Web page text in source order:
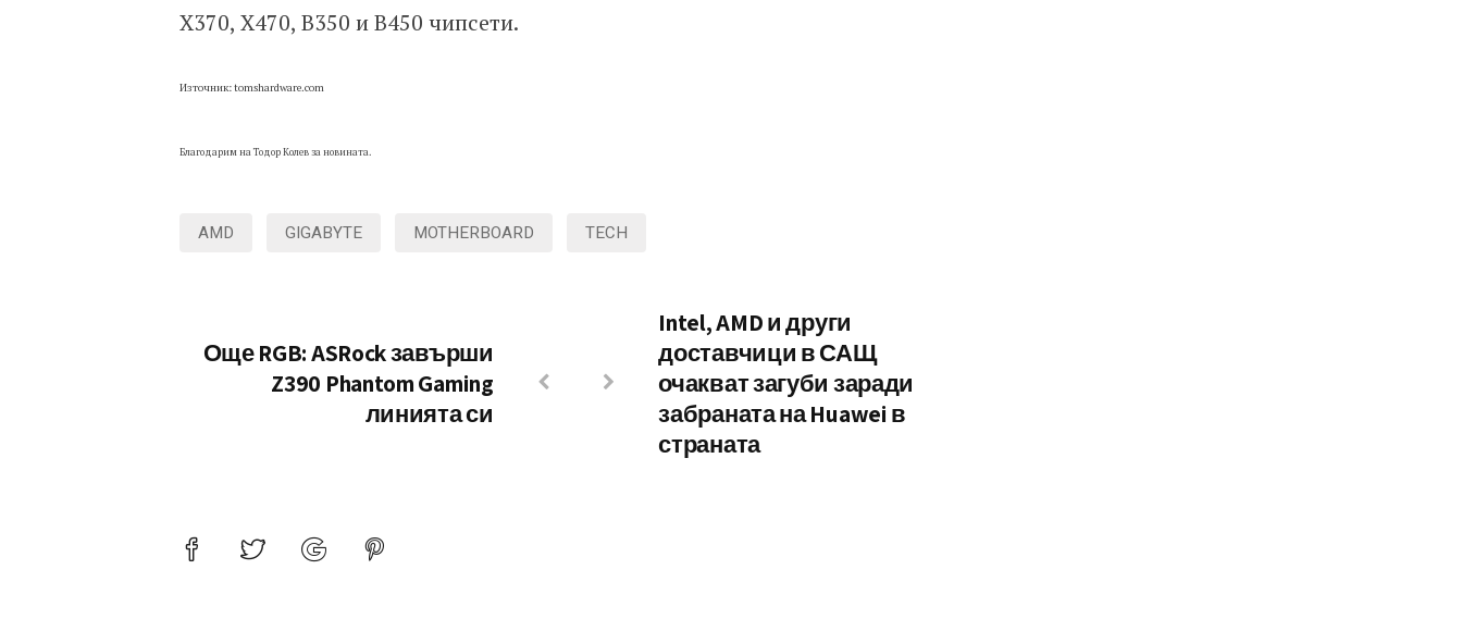
X370, X470, B350 и B450 чипсети.
Източник: tomshardware.com
Благодарим на Тодор Колев за новината.
AMD GIGABYTE MOTHERBOARD TECH
Още RGB: ASRock завърши
Z390 Phantom Gaming
линията си
Intel, AMD и други
доставчици в САЩ
очакват загуби заради
забраната на Huawei в
страната